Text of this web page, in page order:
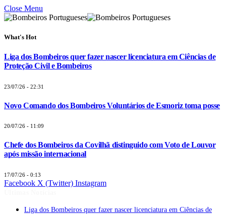
Close Menu
What's Hot
Liga dos Bombeiros quer fazer nascer licenciatura em Ciências de
Proteção Civil e Bombeiros
23/07/26 - 22:31
Novo Comando dos Bombeiros Voluntários de Esmoriz toma posse
20/07/26 - 11:09
Chefe dos Bombeiros da Covilhã distinguido com Voto de Louvor
após missão internacional
17/07/26 - 0:13
Facebook X (Twitter) Instagram
Liga dos Bombeiros quer fazer nascer licenciatura em Ciências de